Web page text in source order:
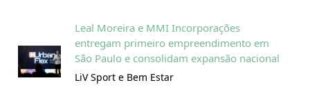
Leal Moreira e MMI Incorporações
entregam primeiro empreendimento em
São Paulo e consolidam expansão nacional
LiV Sport e Bem Estar